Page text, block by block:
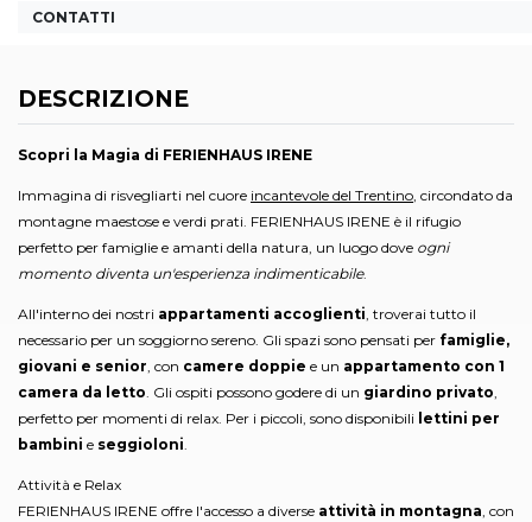
CONTATTI
DESCRIZIONE
Scopri la Magia di FERIENHAUS IRENE
Immagina di risvegliarti nel cuore incantevole del Trentino, circondato da
montagne maestose e verdi prati. FERIENHAUS IRENE è il rifugio
perfetto per famiglie e amanti della natura, un luogo dove ogni
momento diventa un'esperienza indimenticabile.
All'interno dei nostri appartamenti accoglienti, troverai tutto il
necessario per un soggiorno sereno. Gli spazi sono pensati per famiglie,
giovani e senior, con camere doppie e un appartamento con 1
camera da letto. Gli ospiti possono godere di un giardino privato,
perfetto per momenti di relax. Per i piccoli, sono disponibili lettini per
bambini e seggioloni.
Attività e Relax
FERIENHAUS IRENE offre l'accesso a diverse attività in montagna, con